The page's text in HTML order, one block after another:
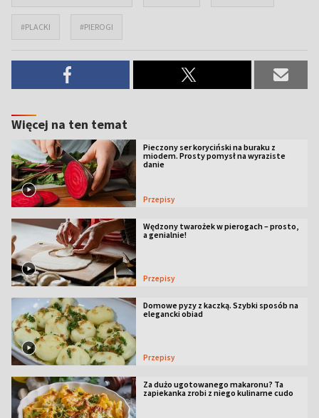
#PLACKI #PIEROGI
Więcej na ten temat
Pieczony ser koryciński na buraku z
miodem. Prosty pomysł na wyraziste
danie
Przepisy
Wędzony twarożek w pierogach – prosto,
a genialnie!
Przepisy
Domowe pyzy z kaczką. Szybki sposób na
elegancki obiad
Przepisy
Za dużo ugotowanego makaronu? Ta
zapiekanka zrobi z niego kulinarne cudo